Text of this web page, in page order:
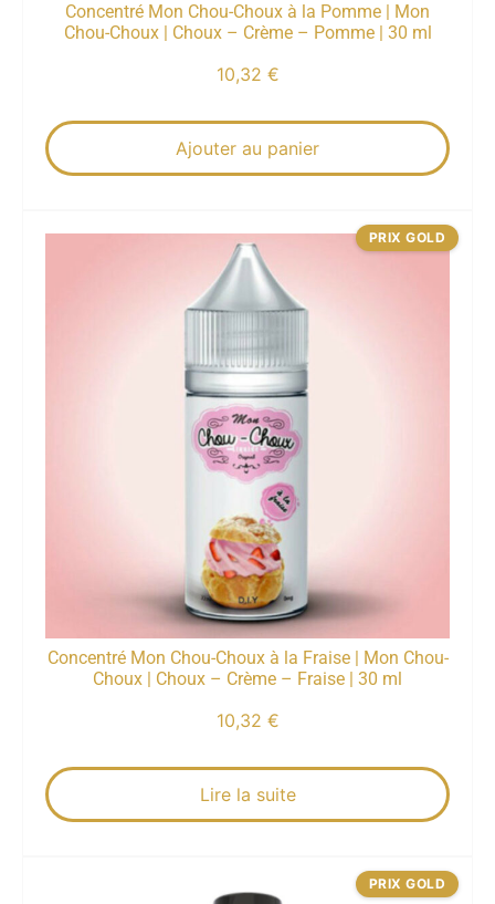
Concentré Mon Chou-Choux à la Pomme | Mon
Chou-Choux | Choux – Crème – Pomme | 30 ml
10,32 €
Ajouter au panier
Concentré Mon Chou-Choux à la Fraise | Mon Chou-
Choux | Choux – Crème – Fraise | 30 ml
10,32 €
Lire la suite
PRIX GOLD
PRIX GOLD